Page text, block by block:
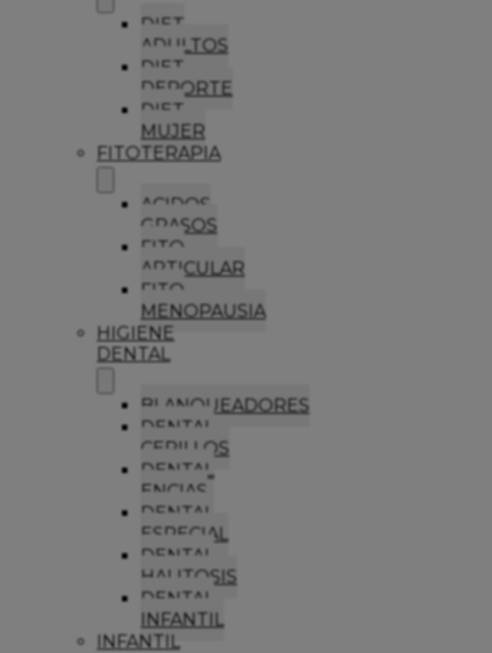
DIET
ADULTOS
DIET
DEPORTE
DIET
MUJER
FITOTERAPIA
ACIDOS
GRASOS
FITO
ARTICULAR
FITO
MENOPAUSIA
HIGIENE
DENTAL
BLANQUEADORES
DENTAL
CEPILLOS
DENTAL
ENCIAS
DENTAL
ESPECIAL
DENTAL
HALITOSIS
DENTAL
INFANTIL
INFANTIL